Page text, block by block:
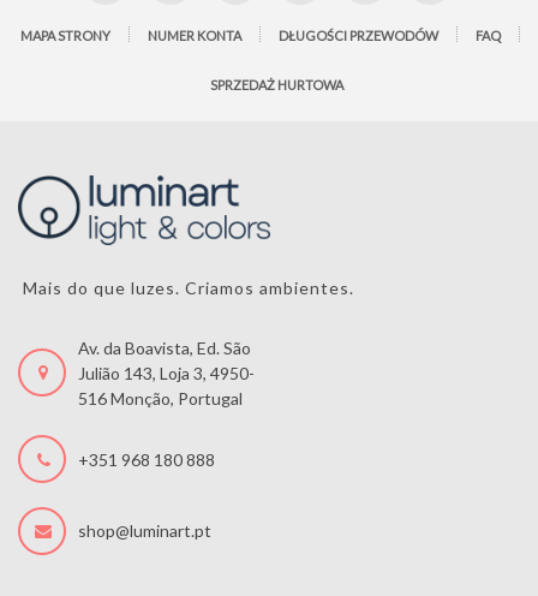
MAPA STRONY NUMER KONTA DŁUGOŚCI PRZEWODÓW FAQ
SPRZEDAŻ HURTOWA
Mais do que luzes. Criamos ambientes.
Av. da Boavista, Ed. São
Julião 143, Loja 3, 4950-
516 Monção, Portugal
+351 968 180 888
shop@luminart.pt